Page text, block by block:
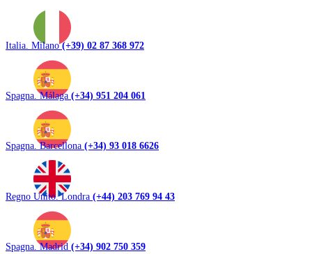
Italia. Milano(+39) 02 87 368 972
Spagna. Málaga (+34) 951 204 061
Spagna. Barcellona (+34) 93 018 6626
Regno Unito. Londra (+44) 203 769 94 43
Spagna. Madrid (+34) 902 750 359